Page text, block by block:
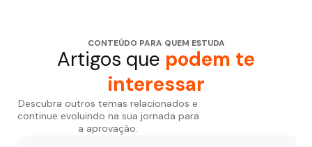
CONTEÚDO PARA QUEM ESTUDA
Artigos que podem te
interessar
Descubra outros temas relacionados e
continue evoluindo na sua jornada para
a aprovação.